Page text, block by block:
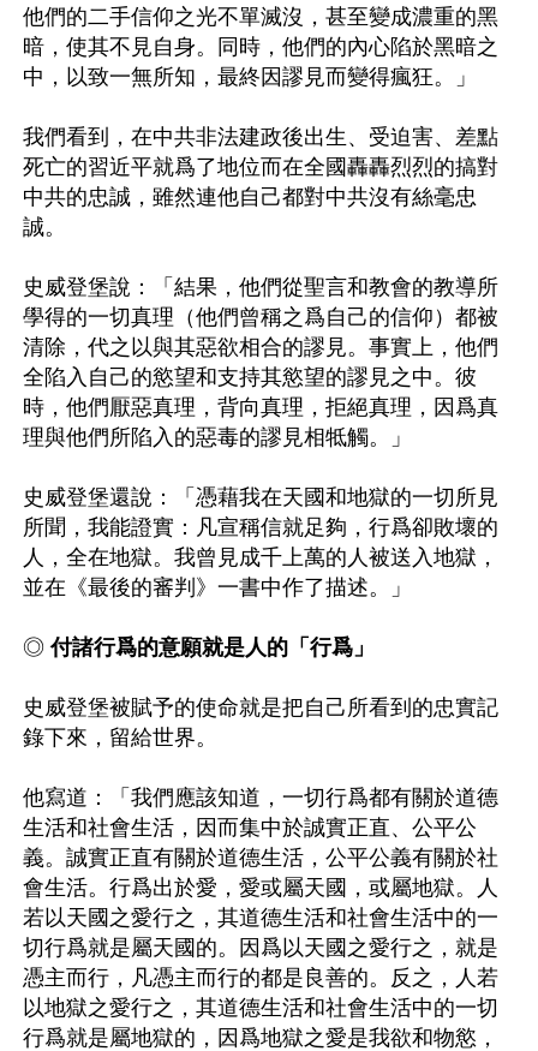
他們的二手信仰之光不單滅沒，甚至變成濃重的黑
暗，使其不見自身。同時，他們的內心陷於黑暗之
中，以致一無所知，最終因謬見而變得瘋狂。」
我們看到，在中共非法建政後出生、受迫害、差點
死亡的習近平就爲了地位而在全國轟轟烈烈的搞對
中共的忠誠，雖然連他自己都對中共沒有絲毫忠
誠。
史威登堡說：「結果，他們從聖言和教會的教導所
學得的一切真理（他們曾稱之爲自己的信仰）都被
清除，代之以與其惡欲相合的謬見。事實上，他們
全陷入自己的慾望和支持其慾望的謬見之中。彼
時，他們厭惡真理，背向真理，拒絕真理，因爲真
理與他們所陷入的惡毒的謬見相牴觸。」
史威登堡還說：「憑藉我在天國和地獄的一切所見
所聞，我能證實：凡宣稱信就足夠，行爲卻敗壞的
人，全在地獄。我曾見成千上萬的人被送入地獄，
並在《最後的審判》一書中作了描述。」
◎ 付諸行爲的意願就是人的「行爲」
史威登堡被賦予的使命就是把自己所看到的忠實記
錄下來，留給世界。
他寫道：「我們應該知道，一切行爲都有關於道德
生活和社會生活，因而集中於誠實正直、公平公
義。誠實正直有關於道德生活，公平公義有關於社
會生活。行爲出於愛，愛或屬天國，或屬地獄。人
若以天國之愛行之，其道德生活和社會生活中的一
切行爲就是屬天國的。因爲以天國之愛行之，就是
憑主而行，凡憑主而行的都是良善的。反之，人若
以地獄之愛行之，其道德生活和社會生活中的一切
行爲就是屬地獄的，因爲地獄之愛是我欲和物慾，